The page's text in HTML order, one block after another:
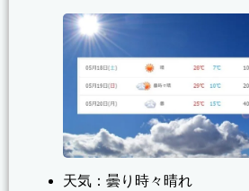
天気：曇り時々晴れ